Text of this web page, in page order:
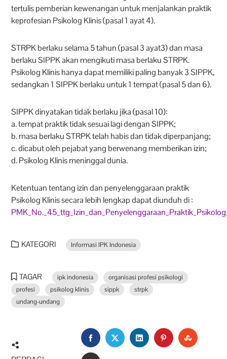
tertulis pemberian kewenangan untuk menjalankan praktik
keprofesian Psikolog Klinis (pasal 1 ayat 4).
STRPK berlaku selama 5 tahun (pasal 3 ayat3) dan masa
berlaku SIPPK akan mengikuti masa berlaku STRPK.
Psikolog Klinis hanya dapat memiliki paling banyak 3 SIPPK,
sedangkan 1 SIPPK berlaku untuk 1 tempat (pasal 5 dan 6).
SIPPK dinyatakan tidak berlaku jika (pasal 10):
a. tempat praktik tidak sesuai lagi dengan SIPPK;
b. masa berlaku STRPK telah habis dan tidak diperpanjang;
c. dicabut oleh pejabat yang berwenang memberikan izin;
d. Psikolog Klinis meninggal dunia.
Ketentuan tentang izin dan penyelenggaraan praktik
Psikolog Klinis secara lebih lengkap dapat diunduh di :
KATEGORI Informasi IPK Indonesia
TAGAR ipk indonesia
organisasi profesi psikologi
profesi
psikolog klinis sippk
strpk
undang-undang
FACEBOOKTWITTERLINKEDINPINTEREST